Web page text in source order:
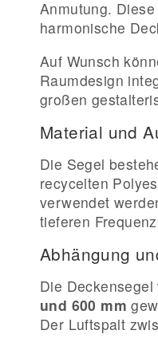
Anmutung.
harmonische
Auf Wunsch
Raumdesign
großen
Material und
Die Segel
recycelten
verwendet
tieferen
Abhängung
Die
und 600 mm
Der Luftspalt